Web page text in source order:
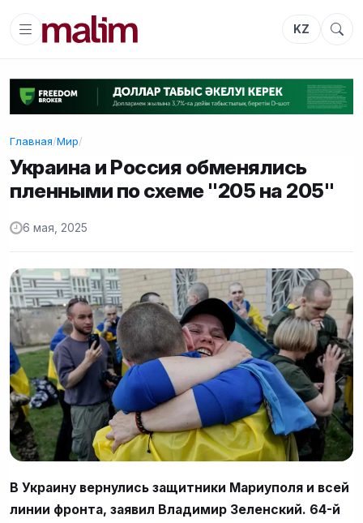
KZ
Главная/Мир/
Украина и Россия обменялись
пленными по схеме "205 на 205"
6 мая, 2025
В Украину вернулись защитники Мариуполя и всей
линии фронта, заявил Владимир Зеленский. 64-й